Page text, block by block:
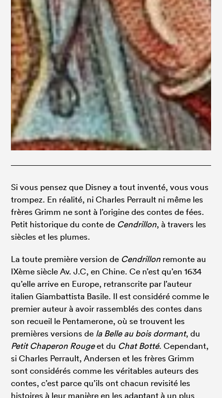
Si vous pensez que Disney a tout inventé, vous vous
trompez. En réalité, ni Charles Perrault ni même les
frères Grimm ne sont à l’origine des contes de fées.
Petit historique du conte de Cendrillon, à travers les
siècles et les plumes.
La toute première version de Cendrillon remonte au
IXème siècle Av. J.C, en Chine. Ce n’est qu’en 1634
qu’elle arrive en Europe, retranscrite par l’auteur
italien Giambattista Basile. Il est considéré comme le
premier auteur à avoir rassemblés des contes dans
son recueil le Pentamerone, où se trouvent les
premières versions de la Belle au bois dormant, du
Petit Chaperon Rougeet du Chat Botté. Cependant,
si Charles Perrault, Andersen et les frères Grimm
sont considérés comme les véritables auteurs des
contes, c’est parce qu’ils ont chacun revisité les
histoires à leur manière en les adaptant à un plus